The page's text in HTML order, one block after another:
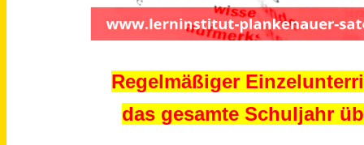
Regelmäßiger
das gesamte Schuljahr